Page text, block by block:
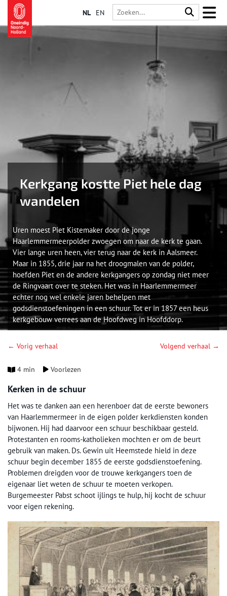
NL EN
Kerkgang kostte Piet hele dag
wandelen
Uren moest Piet Kistemaker door de jonge
Haarlemmermeerpolder zwoegen om naar de kerk te gaan.
Vier lange uren heen, vier terug naar de kerk in Aalsmeer.
Maar in 1855, drie jaar na het droogmalen van de polder,
hoefden Piet en de andere kerkgangers op zondag niet meer
de Ringvaart over te steken. Het was in Haarlemmermeer
echter nog wel enkele jaren behelpen met
godsdienstoefeningen in een schuur. Tot er in 1857 een heus
kerkgebouw verrees aan de Hoofdweg in Hoofddorp.
← Vorig verhaal Volgend verhaal →
4 min Voorlezen
Kerken in de schuur
Het was te danken aan een herenboer dat de eerste bewoners
van Haarlemmermeer in de eigen polder kerkdiensten konden
bijwonen. Hij had daarvoor een schuur beschikbaar gesteld.
Protestanten en rooms-katholieken mochten er om de beurt
gebruik van maken. Ds. Gewin uit Heemstede hield in deze
schuur begin december 1855 de eerste godsdienstoefening.
Problemen dreigden voor de trouwe kerkgangers toen de
eigenaar liet weten de schuur te moeten verkopen.
Burgemeester Pabst schoot ijlings te hulp, hij kocht de schuur
voor eigen rekening.